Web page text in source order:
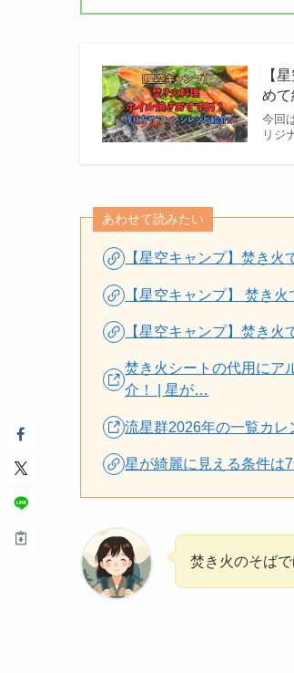
【
め
今回
リジ
あわせて読みたい
【星空キャンプ】焚き
【星空キャンプ】 焚き
【星空キャンプ】焚き
焚き火シートの代用にア
介！ | 星が…
流星群2026年の一覧カ
星が綺麗に見える条件は
焚き火のそば